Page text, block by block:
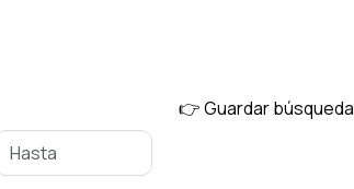
👉 Guardar búsqueda